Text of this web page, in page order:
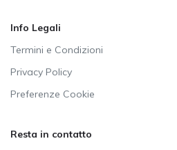
Info Legali
Termini e Condizioni
Privacy Policy
Preferenze Cookie
Resta in contatto